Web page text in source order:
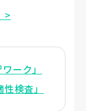
>
ーク」
検査」